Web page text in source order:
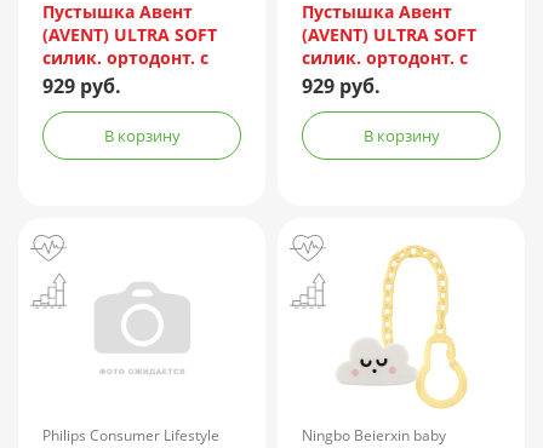
B.V./Нидерланды
Пустышка Авент
(AVENT) ULTRA SOFT
силик. ортодонт. с
щитком-нагубником
кольцом-держ. (0-
6мес.) с фут. №2 (арт.
SCF091/09)
929 руб.
В корзину
B.V./Нидерланды
Пустышка Авент
(AVENT) ULTRA SOFT
силик. ортодонт. с
щитком-нагубником
кольцом-держ. (6-
18мес.) с фут. №2 (арт.
SCF091/18)
929 руб.
В корзину
Philips Consumer Lifestyle
Ningbo Beierxin baby